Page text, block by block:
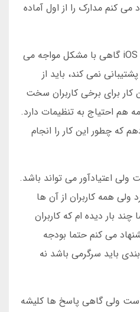
کنم مدارک را از اول آماده
دانلود برنامه لاکی بلاک برای iOS گاهی با مشکل مواجه می
نمی کند، باید از
کار برای برخی کاربران سخت
هم احتیاج به تنظیمات دارد.
که چطور این کار را انجام
ولی اعتیادآور می تواند باشد.
ولی همه کاربران از آن ها
بار دیده ام که کاربران
می کنم حتما بودجه
باید سرگرمی باشد نه
24 ساعته است ولی گاهی پاسخ ها کلیشه